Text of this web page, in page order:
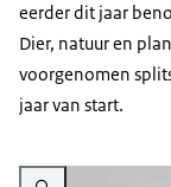
eerder dit jaar
Dier, natuur en
voorgenomen
jaar van start.
Vergroot afbeelding